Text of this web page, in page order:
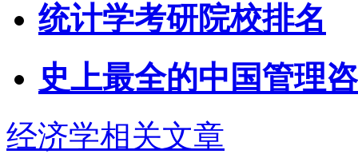
统计学考研院校排名
史上最全的中国管理
经济学相关文章